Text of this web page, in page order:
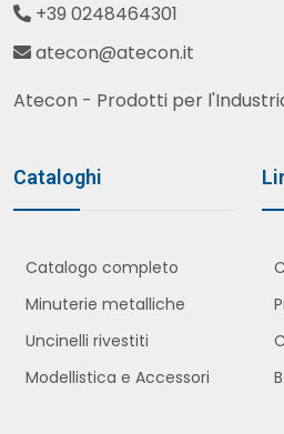
+39 0248464301
atecon@atecon.it
Atecon - Prodotti per
Cataloghi
Catalogo completo
Minuterie metalliche
Uncinelli rivestiti
Modellistica e Accessori